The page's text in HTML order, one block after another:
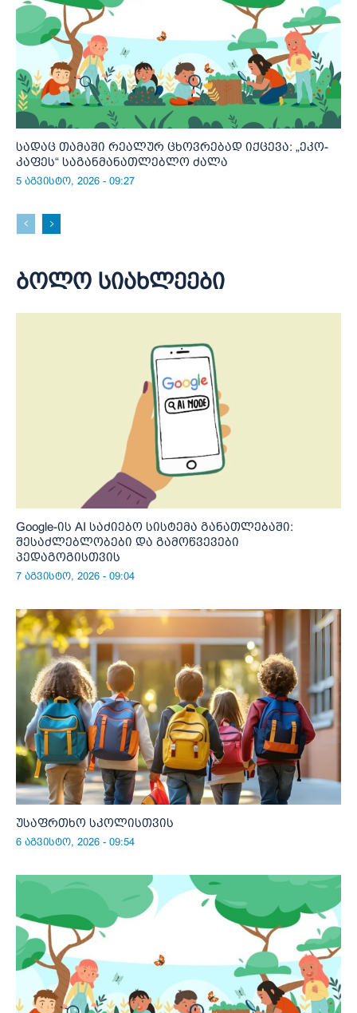
სადაც თამაში რეალურ ცხოვრებად იქცევა: „ეკო-
კაფეს“ საგანმანათლებლო ძალა
5 აგვისტო, 2026 - 09:27
ბოლო სიახლეები
Google-ის AI საძიებო სისტემა განათლებაში:
შესაძლებლობები და გამოწვევები
პედაგოგისთვის
7 აგვისტო, 2026 - 09:04
უსაფრთხო სკოლისთვის
6 აგვისტო, 2026 - 09:54